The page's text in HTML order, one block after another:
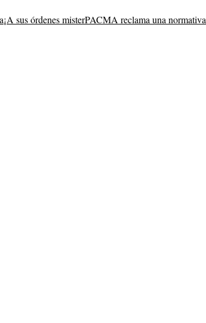
¡A sus órdenes misterPACMA reclama una normativa